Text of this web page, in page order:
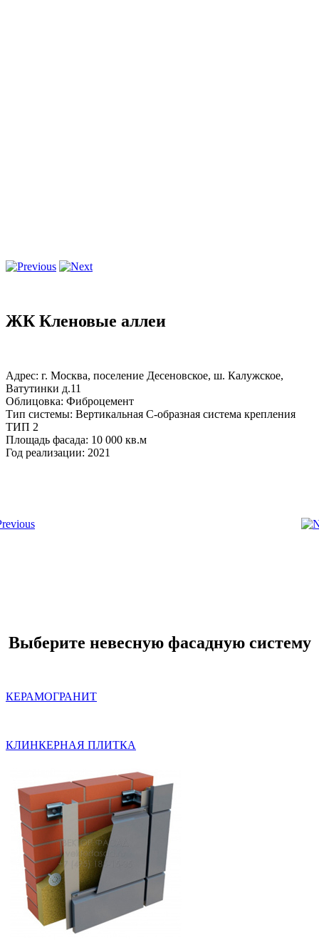
ЖК Кленовые аллеи
Адрес: г. Москва, поселение Десеновское, ш. Калужское,
Ватутинки д.11
Облицовка: Фиброцемент
Тип системы: Вертикальная С-образная система крепления
ТИП 2
Площадь фасада: 10 000 кв.м
Год реализации: 2021
Выберите невесную фасадную систему
КЕРАМОГРАНИТ
КЛИНКЕРНАЯ ПЛИТКА